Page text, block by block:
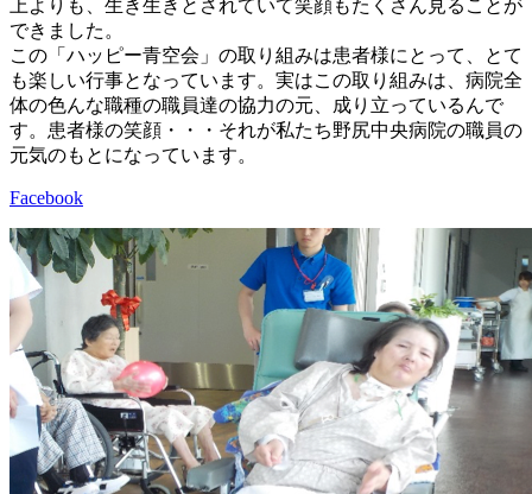
上よりも、生き生きとされていて笑顔もたくさん見ることが
できました。
この「ハッピー青空会」の取り組みは患者様にとって、とて
も楽しい行事となっています。実はこの取り組みは、病院全
体の色んな職種の職員達の協力の元、成り立っているんで
す。患者様の笑顔・・・それが私たち野尻中央病院の職員の
元気のもとになっています。
Facebook